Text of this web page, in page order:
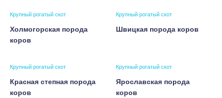
Крупный рогатый скот
Холмогорская порода
коров
Крупный рогатый скот
Швицкая порода коров
Крупный рогатый скот
Красная степная порода
коров
Крупный рогатый скот
Ярославская порода
коров